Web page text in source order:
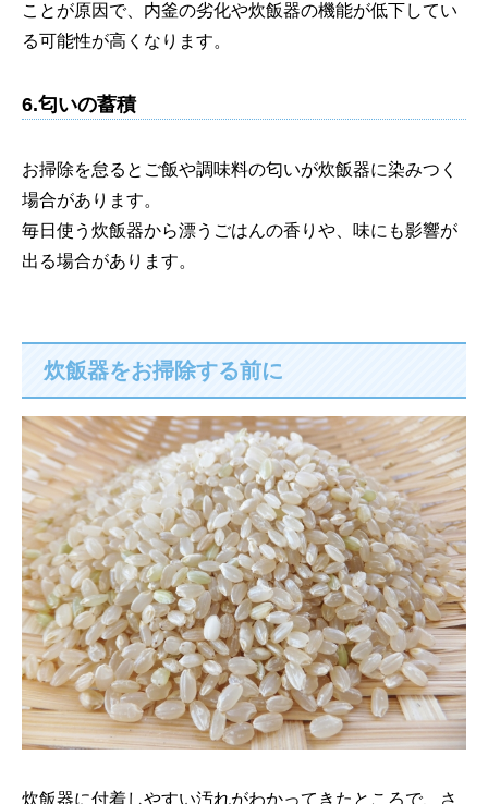
ことが原因で、内釜の劣化や炊飯器の機能が低下してい
る可能性が高くなります。
6.匂いの蓄積
お掃除を怠るとご飯や調味料の匂いが炊飯器に染みつく
場合があります。
毎日使う炊飯器から漂うごはんの香りや、味にも影響が
出る場合があります。
炊飯器をお掃除する前に
炊飯器に付着しやすい汚れがわかってきたところで、さ